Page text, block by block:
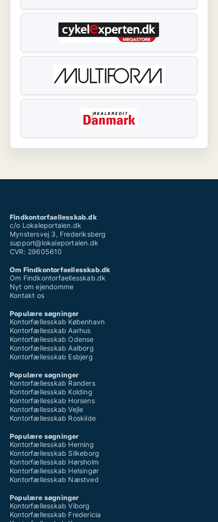
Findkontorfaellesskab.dk
c/o Lokaleportalen.dk
Mynstersvej 3, Frederiksberg
support@lokaleportalen.dk
CVR: 29605610
Om Findkontorfaellesskab.dk
Om Findkontorfaellesskab.dk
Nyt om ejendomme
Kontakt os
Populære søgninger
Kontorfællesskab København
Kontorfællesskab Aarhus
Kontorfællesskab Odense
Kontorfællesskab Aalborg
Kontorfællesskab Esbjerg
Populære søgninger
Kontorfællesskab Randers
Kontorfællesskab Kolding
Kontorfællesskab Horsens
Kontorfællesskab Vejle
Kontorfællesskab Roskilde
Populære søgninger
Kontorfællesskab Herning
Kontorfællesskab Silkeborg
Kontorfællesskab Hørsholm
Kontorfællesskab Helsingør
Kontorfællesskab Næstved
Populære søgninger
Kontorfællesskab Viborg
Kontorfællesskab Fredericia